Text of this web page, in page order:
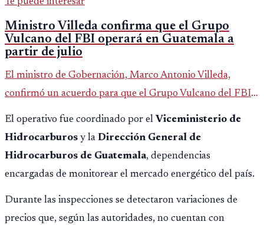
Ministro Villeda confirma que el Grupo
Vulcano del FBI operará en Guatemala a
partir de julio
El ministro de Gobernación, Marco Antonio Villeda,
confirmó un acuerdo para que el Grupo Vulcano del FBI
opere en Guatemala a partir de julio, tras un intento
fallido con la administración anterior del Ministerio
Público.
El operativo fue coordinado por el Viceministerio de
Hidrocarburos y la Dirección General de
Hidrocarburos de Guatemala, dependencias
encargadas de monitorear el mercado energético del país.
Durante las inspecciones se detectaron variaciones de
precios que, según las autoridades, no cuentan con